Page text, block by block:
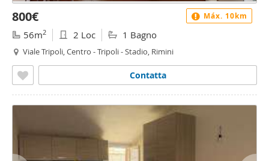
800€
56m2 2 Loc 1 Bagno
Viale Tripoli, Centro - Tripoli - Stadio, Rimini
Contatta
Máx. 10km